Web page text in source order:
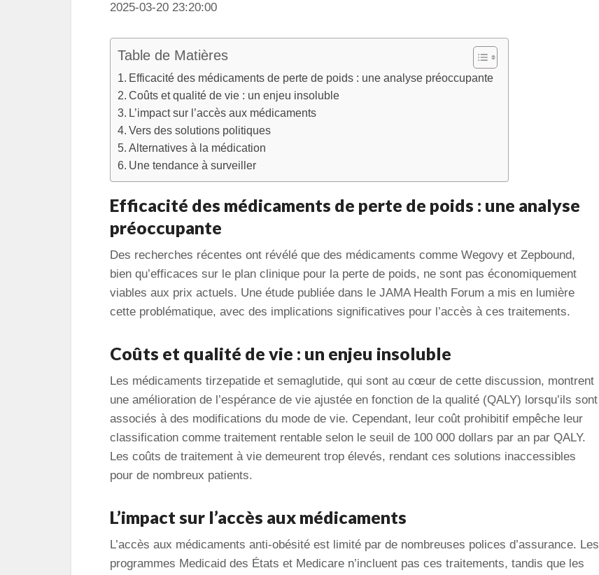
2025-03-20 23:20:00
Table de Matières
Efficacité des médicaments de perte de poids : une analyse préoccupante
Coûts et qualité de vie : un enjeu insoluble
L’impact sur l’accès aux médicaments
Vers des solutions politiques
Alternatives à la médication
Une tendance à surveiller
Efficacité des médicaments de perte de poids : une analyse
préoccupante
Des recherches récentes ont révélé que des médicaments comme Wegovy et Zepbound,
bien qu’efficaces sur le plan clinique pour la perte de poids, ne sont pas économiquement
viables aux prix actuels. Une étude publiée dans le JAMA Health Forum a mis en lumière
cette problématique, avec des implications significatives pour l’accès à ces traitements.
Coûts et qualité de vie : un enjeu insoluble
Les médicaments tirzepatide et semaglutide, qui sont au cœur de cette discussion, montrent
une amélioration de l’espérance de vie ajustée en fonction de la qualité (QALY) lorsqu’ils sont
associés à des modifications du mode de vie. Cependant, leur coût prohibitif empêche leur
classification comme traitement rentable selon le seuil de 100 000 dollars par an par QALY.
Les coûts de traitement à vie demeurent trop élevés, rendant ces solutions inaccessibles
pour de nombreux patients.
L’impact sur l’accès aux médicaments
L’accès aux médicaments anti-obésité est limité par de nombreuses polices d’assurance. Les
programmes Medicaid des États et Medicare n’incluent pas ces traitements, tandis que les